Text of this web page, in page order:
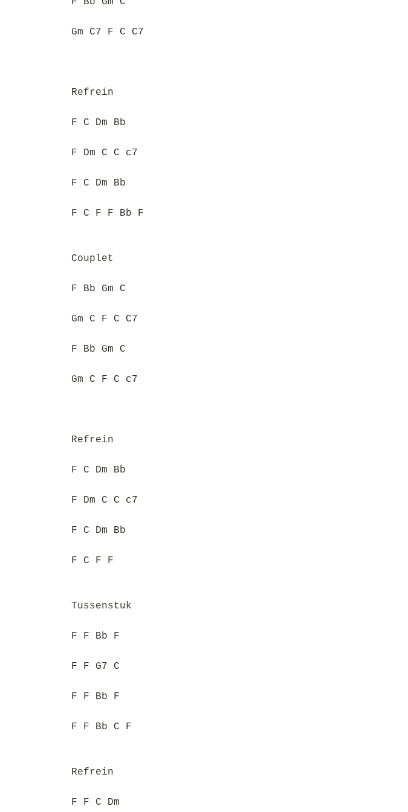
Gm C7 F C C7
Refrein
F C Dm Bb
F Dm C C c7
F C Dm Bb
F C F F Bb F
Couplet
F Bb Gm C
Gm C F C C7
F Bb Gm C
Gm C F C c7
Refrein
F C Dm Bb
F Dm C C c7
F C Dm Bb
F C F F
Tussenstuk
F F Bb F
F F G7 C
F F Bb F
F F Bb C F
Refrein
F F C Dm